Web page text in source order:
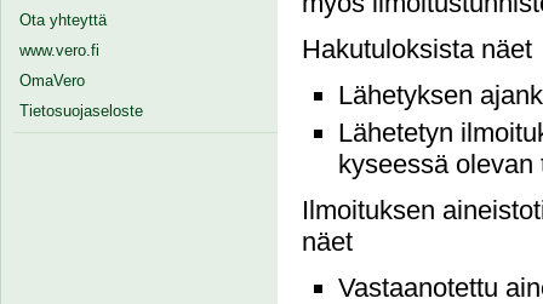
Ota yhteyttä
www.vero.fi
OmaVero
Tietosuojaseloste
Hakutuloksista näet
Lähetyksen
Lähetetyn
kyseessä
Ilmoituksen
näet
Vastaanotettu